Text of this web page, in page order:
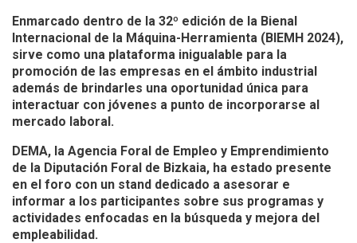
Enmarcado dentro de la 32º edición de la Bienal
Internacional de la Máquina-Herramienta (BIEMH 2024),
sirve como una plataforma inigualable para la
promoción de las empresas en el ámbito industrial
además de brindarles una oportunidad única para
interactuar con jóvenes a punto de incorporarse al
mercado laboral.
DEMA, la Agencia Foral de Empleo y Emprendimiento
de la Diputación Foral de Bizkaia, ha estado presente
en el foro con un stand dedicado a asesorar e
informar a los participantes sobre sus programas y
actividades enfocadas en la búsqueda y mejora del
empleabilidad.